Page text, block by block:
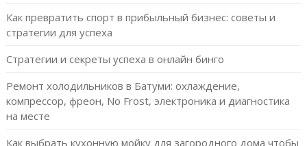
Как превратить спорт в прибыльный бизнес: советы и
стратегии для успеха
Стратегии и секреты успеха в онлайн бинго
Ремонт холодильников в Батуми: охлаждение,
компрессор, фреон, No Frost, электроника и диагностика
на месте
Как выбрать кухонную мойку для загородного дома чтобы